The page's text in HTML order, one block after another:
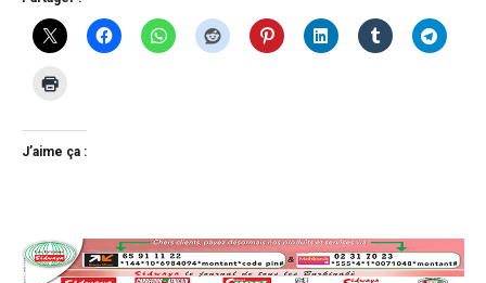
J’aime ça :